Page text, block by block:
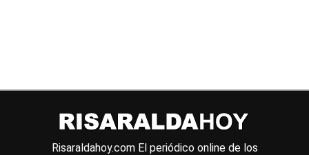
Risaraldahoy.com El periódico online de los